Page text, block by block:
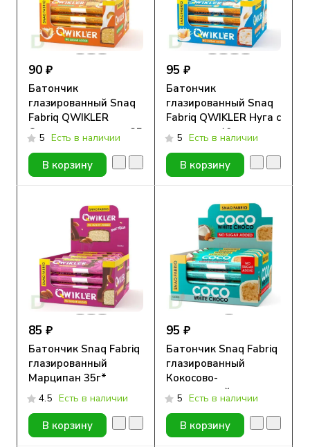
90 ₽
Батончик
глазированный Snaq
Fabriq QWIKLER
Ореховое пралине, 35
гр
5 Есть в наличии
В корзину
95 ₽
Батончик
глазированный Snaq
Fabriq QWIKLER Нуга с
арахисом, 40 гр
5 Есть в наличии
В корзину
85 ₽
Батончик Snaq Fabriq
глазированный
Марципан 35г*
4.5 Есть в наличии
В корзину
95 ₽
Батончик Snaq Fabriq
глазированный
Кокосово-
миндальный десерт
40гр*
5 Есть в наличии
В корзину